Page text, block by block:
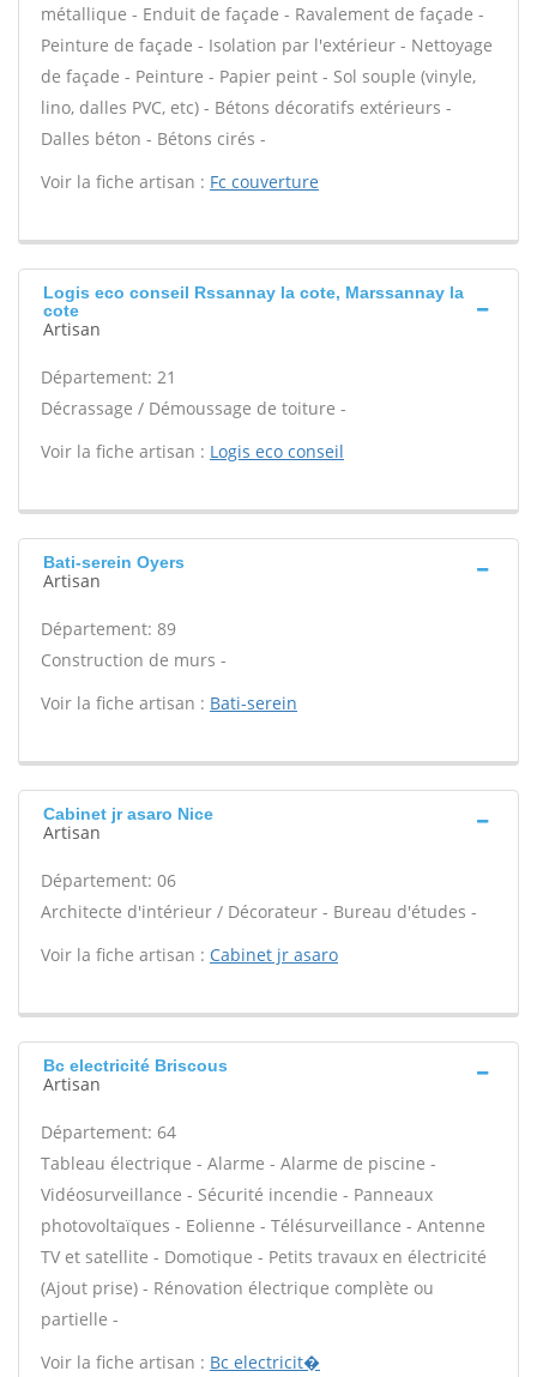
métallique - Enduit de façade - Ravalement de façade -
Peinture de façade - Isolation par l'extérieur - Nettoyage
de façade - Peinture - Papier peint - Sol souple (vinyle,
lino, dalles PVC, etc) - Bétons décoratifs extérieurs -
Dalles béton - Bétons cirés -
Voir la fiche artisan : Fc couverture
Logis eco conseil Rssannay la cote, Marssannay la
cote
Artisan
Département: 21
Décrassage / Démoussage de toiture -
Voir la fiche artisan : Logis eco conseil
Bati-serein Oyers
Artisan
Département: 89
Construction de murs -
Voir la fiche artisan : Bati-serein
Cabinet jr asaro Nice
Artisan
Département: 06
Architecte d'intérieur / Décorateur - Bureau d'études -
Voir la fiche artisan : Cabinet jr asaro
Bc electricité Briscous
Artisan
Département: 64
Tableau électrique - Alarme - Alarme de piscine -
Vidéosurveillance - Sécurité incendie - Panneaux
photovoltaïques - Eolienne - Télésurveillance - Antenne
TV et satellite - Domotique - Petits travaux en électricité
(Ajout prise) - Rénovation électrique complète ou
partielle -
Voir la fiche artisan : Bc electricit�